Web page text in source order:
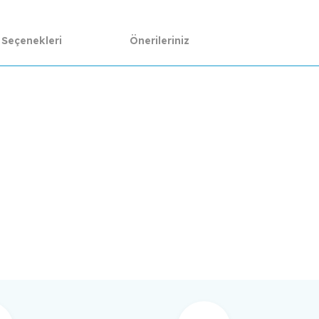
Önerileriniz